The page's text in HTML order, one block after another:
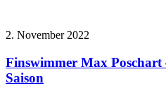
2. November 2022
Finswimmer Max Poschart
Saison